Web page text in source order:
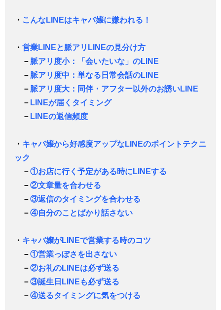
・ こんなLINEはキャバ嬢に嫌われる！
・ 営業LINEと脈アリLINEの見分け方
－ 脈アリ度小：「会いたいな」のLINE
－ 脈アリ度中：単なる日常会話のLINE
－ 脈アリ度大：同伴・アフター以外のお誘いLINE
－
LINEが届くタイミング
－
LINEの返信頻度
・ キャバ嬢から好感度アップなLINEのポイントテクニ
ック
－①お店に行く予定がある時にLINEする
－②文章量を合わせる
－③返信のタイミングを合わせる
－④自分のことばかり話さない
・ キャバ嬢がLINEで営業する時のコツ
－①営業っぽさを出さない
－②お礼のLINEは必ず送る
－③誕生日LINEも必ず送る
－④送るタイミングに気をつける